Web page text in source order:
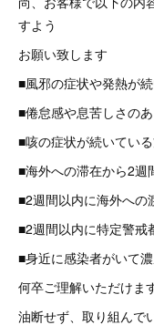
すよう
お願い致します
■風邪の症状や発熱が
■倦怠感や息苦しさの
■咳の症状が続いてい
■海外への滞在から2週
■2週間以内に海外への
■2週間以内に特定警戒
■身近に感染者がいて
何卒ご理解いただけま
油断せず、取り組んで